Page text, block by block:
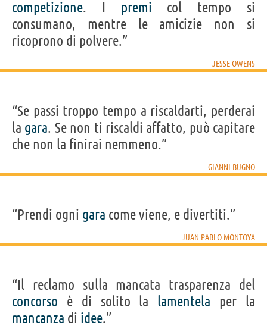
competizione. I premi col tempo si
consumano, mentre le amicizie non si
ricoprono di polvere.”
JESSE OWENS
“Se passi troppo tempo a riscaldarti, perderai
la gara. Se non ti riscaldi affatto, può capitare
che non la finirai nemmeno.”
GIANNI BUGNO
“Prendi ogni gara come viene, e divertiti.”
JUAN PABLO MONTOYA
“Il reclamo sulla mancata trasparenza del
concorso è di solito la lamentela per la
mancanza di idee.”